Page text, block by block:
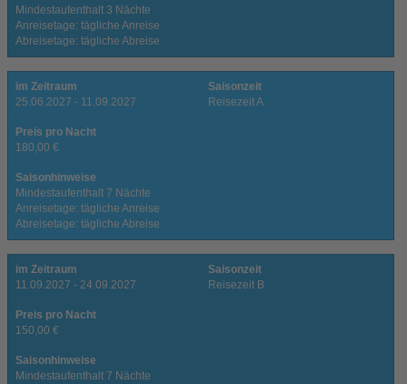
Mindestaufenthalt 3 Nächte
Anreisetage: tägliche Anreise
Abreisetage: tägliche Abreise
im Zeitraum
25.06.2027 - 11.09.2027
Saisonzeit
Reisezeit A
Preis pro Nacht
180,00 €
Saisonhinweise
Mindestaufenthalt 7 Nächte
Anreisetage: tägliche Anreise
Abreisetage: tägliche Abreise
im Zeitraum
11.09.2027 - 24.09.2027
Saisonzeit
Reisezeit B
Preis pro Nacht
150,00 €
Saisonhinweise
Mindestaufenthalt 7 Nächte